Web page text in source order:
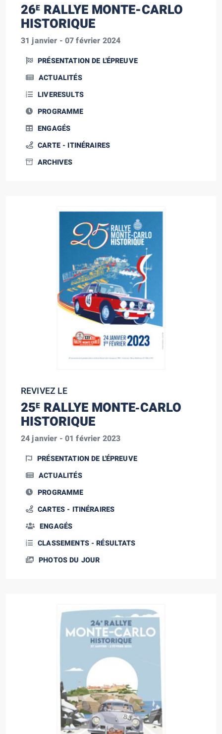
26E RALLYE MONTE-CARLO
HISTORIQUE
31 janvier - 07 février 2024
PRÉSENTATION DE L'ÉPREUVE
ACTUALITÉS
LIVERESULTS
PROGRAMME
ENGAGÉS
CARTE - ITINÉRAIRES
ARCHIVES
REVIVEZ LE
25E RALLYE MONTE‑CARLO
HISTORIQUE
24 janvier - 01 février 2023
PRÉSENTATION DE L'ÉPREUVE
ACTUALITÉS
PROGRAMME
CARTES - ITINÉRAIRES
ENGAGÉS
CLASSEMENTS - RÉSULTATS
PHOTOS DU JOUR